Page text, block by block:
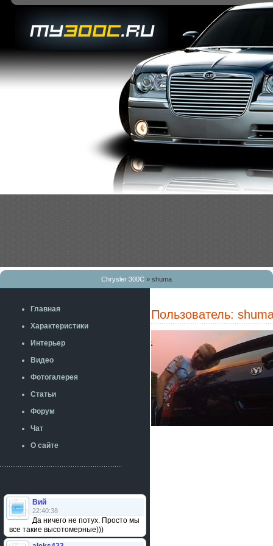
Chrysler 300C » shuma
Главная
Характеристики
Интерьер
Видео
Фотогалерея
Статьи
Форум
Чат
О сайте
Вий
22:40:38
Да ничего не потух. Просто мы
все такие высотомерные)))
Пользователь: